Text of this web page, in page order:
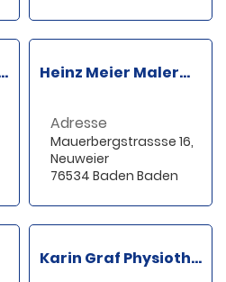
Heinz Meier Malermeister
Adresse
Mauerbergstrassse 16,18
Neuweier
76534 Baden Baden
Karin Graf Physiotherapie